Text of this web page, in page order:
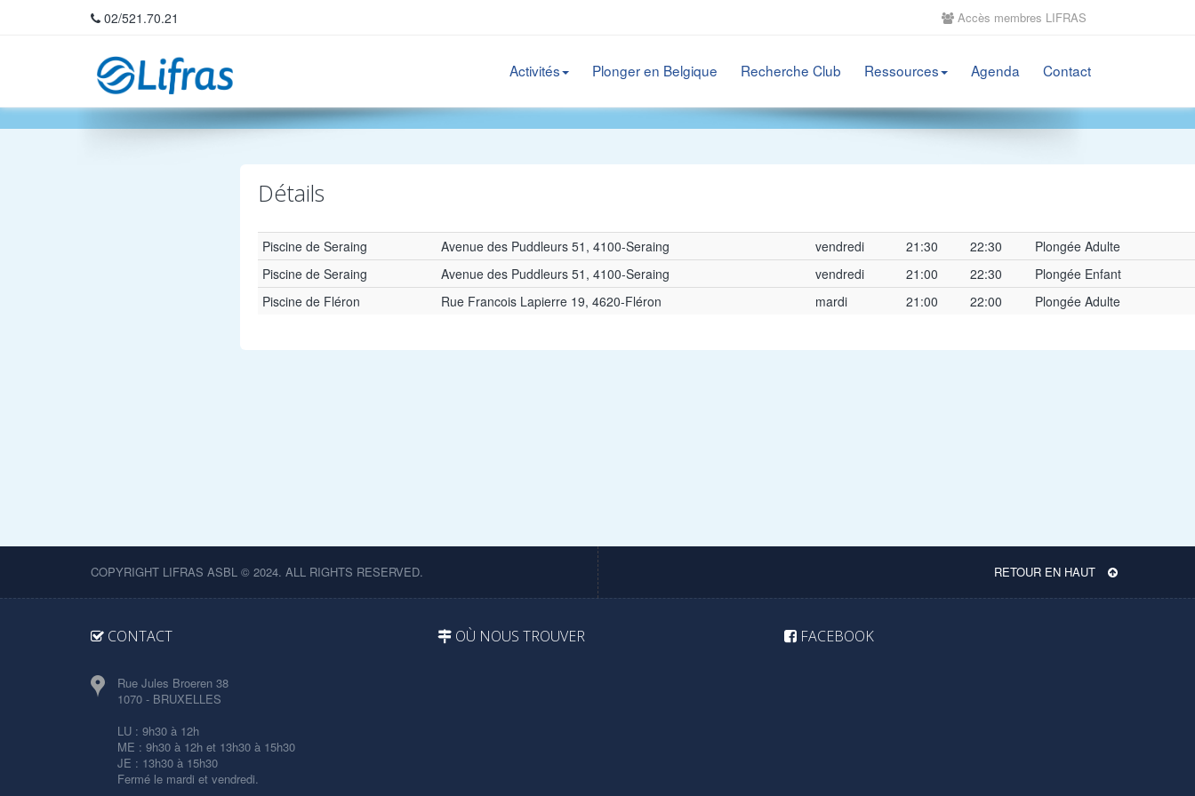
02/521.70.21 Accès membres LIFRAS
Activités Plonger en Belgique Recherche Club Ressources Agenda Contact
Détails
Piscine de Seraing Avenue des Puddleurs 51, 4100-Seraing vendredi 21:30 22:30
Plongée Adulte
Piscine de Seraing
Avenue des Puddleurs 51, 4100-Seraing vendredi 21:00 22:30
Plongée Enfant
Piscine de Fléron
Rue Francois Lapierre 19, 4620-Fléron mardi 21:00 22:00 Plongée Adulte
COPYRIGHT LIFRAS ASBL © 2024. ALL RIGHTS RESERVED. RETOUR EN HAUT
CONTACT
Rue Jules Broeren 38
1070 - BRUXELLES
LU : 9h30 à 12h
ME : 9h30 à 12h et 13h30 à 15h30
JE : 13h30 à 15h30
Fermé le mardi et vendredi.
OÙ NOUS TROUVER FACEBOOK